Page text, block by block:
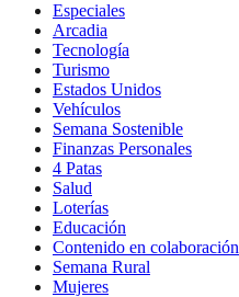
Especiales
Arcadia
Tecnología
Turismo
Estados Unidos
Vehículos
Semana Sostenible
Finanzas Personales
4 Patas
Salud
Loterías
Educación
Contenido en colaboración
Semana Rural
Mujeres